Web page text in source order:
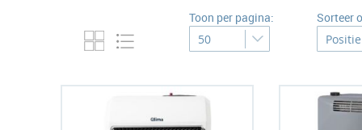
Toon per pagina: Sorteer